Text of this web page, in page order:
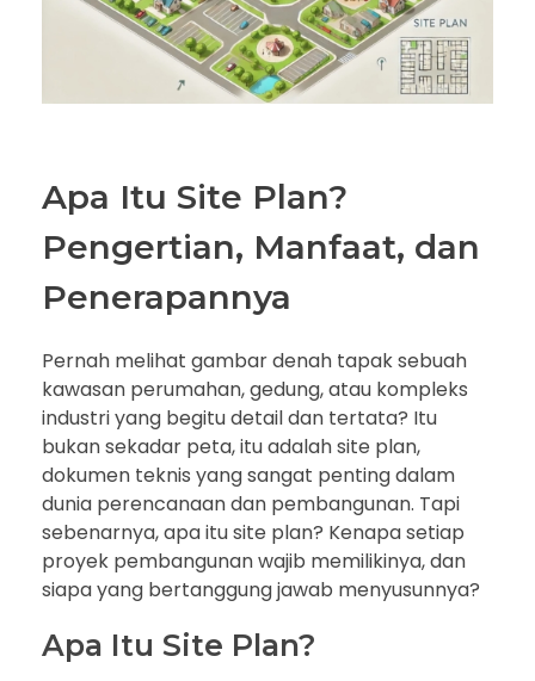
Apa Itu Site Plan?
Pengertian, Manfaat, dan
Penerapannya
Pernah melihat gambar denah tapak sebuah
kawasan perumahan, gedung, atau kompleks
industri yang begitu detail dan tertata? Itu
bukan sekadar peta, itu adalah site plan,
dokumen teknis yang sangat penting dalam
dunia perencanaan dan pembangunan. Tapi
sebenarnya, apa itu site plan? Kenapa setiap
proyek pembangunan wajib memilikinya, dan
siapa yang bertanggung jawab menyusunnya?
Apa Itu Site Plan?